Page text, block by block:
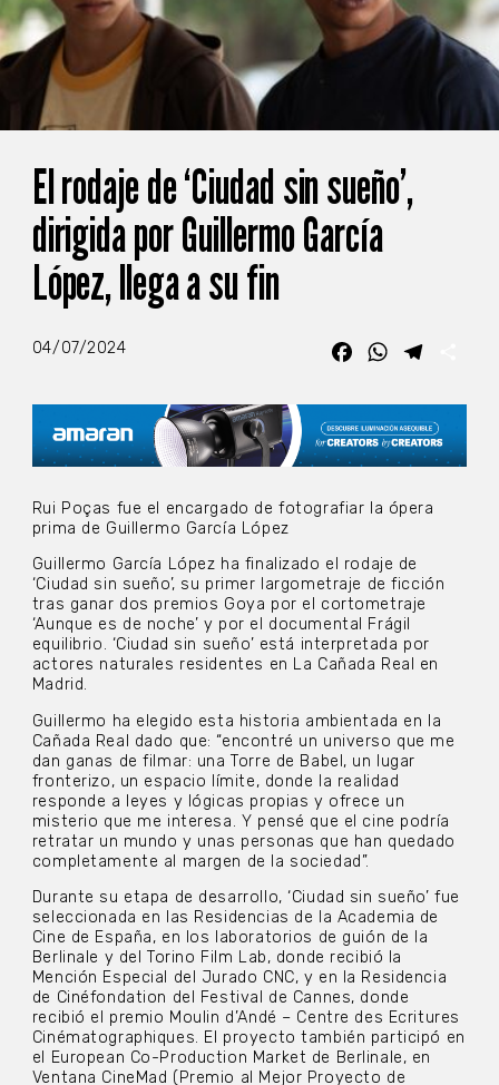
El rodaje de ‘Ciudad sin sueño’,
dirigida por Guillermo García
López, llega a su fin
04/07/2024 FacebookWhatsApp
Rui Poças fue el encargado de fotografiar la ópera
prima de Guillermo García López
Guillermo García López ha finalizado el rodaje de
‘Ciudad sin sueño’, su primer largometraje de ficción
tras ganar dos premios Goya por el cortometraje
‘Aunque es de noche’ y por el documental Frágil
equilibrio. ‘Ciudad sin sueño’ está interpretada por
actores naturales residentes en La Cañada Real en
Madrid.
Guillermo ha elegido esta historia ambientada en la
Cañada Real dado que: “encontré un universo que me
dan ganas de filmar: una Torre de Babel, un lugar
fronterizo, un espacio límite, donde la realidad
responde a leyes y lógicas propias y ofrece un
misterio que me interesa. Y pensé que el cine podría
retratar un mundo y unas personas que han quedado
completamente al margen de la sociedad”.
Durante su etapa de desarrollo, ‘Ciudad sin sueño’ fue
seleccionada en las Residencias de la Academia de
Cine de España, en los laboratorios de guión de la
Berlinale y del Torino Film Lab, donde recibió la
Mención Especial del Jurado CNC, y en la Residencia
de Cinéfondation del Festival de Cannes, donde
recibió el premio Moulin d’Andé – Centre des Ecritures
Cinématographiques. El proyecto también participó en
el European Co-Production Market de Berlinale, en
Ventana CineMad (Premio al Mejor Proyecto de